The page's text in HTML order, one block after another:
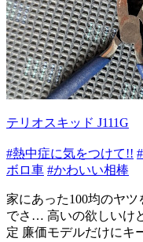
テリオスキッド J111G
#熱中症に気をつけて!!
ボロ車 #かわいい相棒
家にあった100均のヤ
でさ… 高いの欲しいけ
定 廉価モデルだけにキ